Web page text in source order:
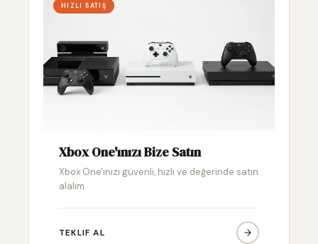
HIZLI SATIŞ
Xbox One'ınızı Bize Satın
Xbox One'ınızı güvenli, hızlı ve değerinde satın
alalım
TEKLIF AL